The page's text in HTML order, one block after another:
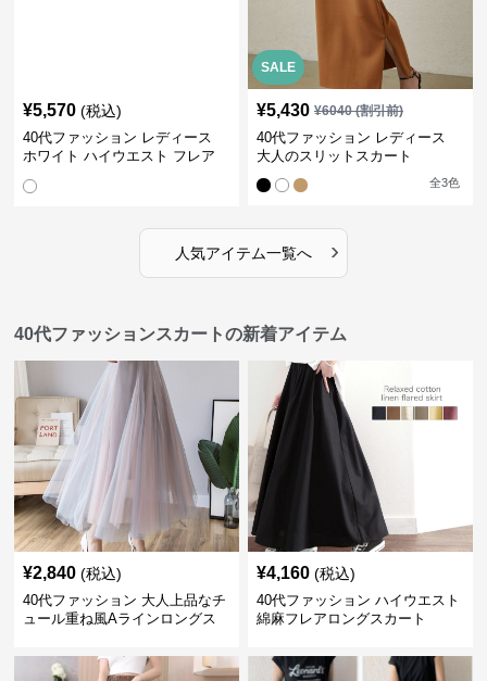
¥5,570 (税込)
40代ファッション レディース
ホワイト ハイウエスト フレア
SALE
¥5,430 ¥6040(割引前)
40代ファッション レディース
大人のスリットスカート
全3色
人気アイテム一覧へ ›
40代ファッションスカートの新着アイテム
¥2,840 (税込)
40代ファッション 大人上品なチ
ュール重ね風Aラインロングス
¥4,160 (税込)
40代ファッション ハイウエスト
綿麻フレアロングスカート